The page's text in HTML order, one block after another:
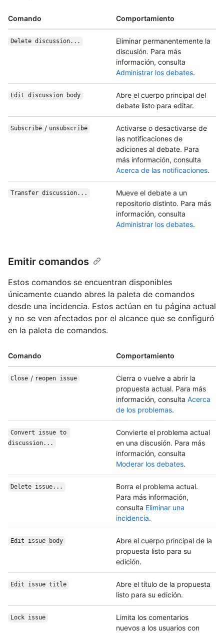
Comando Comportamiento
Delete discussion...
Eliminar permanentemente la
discusión. Para más
información, consulta
Administrar los debates.
Edit discussion body
Abre el cuerpo principal del
debate listo para editar.
Subscribe / unsubscribe
Activarse o desactivarse de
las notificaciones de
adiciones al debate. Para
más información, consulta
Acerca de las notificaciones.
Transfer discussion...
Mueve el debate a un
repositorio distinto. Para más
información, consulta
Administrar los debates.
Emitir comandos
Estos comandos se encuentran disponibles
únicamente cuando abres la paleta de comandos
desde una incidencia. Estos actúan en tu página actual
y no se ven afectados por el alcance que se configuró
en la paleta de comandos.
Comando Comportamiento
Close / reopen issue
Cierra o vuelve a abrir la
propuesta actual. Para más
información, consulta Acerca
de los problemas.
Convert issue to
discussion...
Convierte el problema actual
en una discusión. Para más
información, consulta
Moderar los debates.
Delete issue...
Borra el problema actual.
Para más información,
consulta Eliminar una
incidencia.
Edit issue body
Abre el cuerpo principal de la
propuesta listo para su
edición.
Edit issue title
Abre el título de la propuesta
listo para su edición.
Lock issue
Limita los comentarios
nuevos a los usuarios con